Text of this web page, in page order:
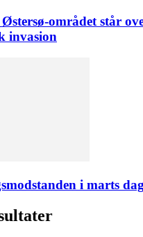
står
invasion
i marts